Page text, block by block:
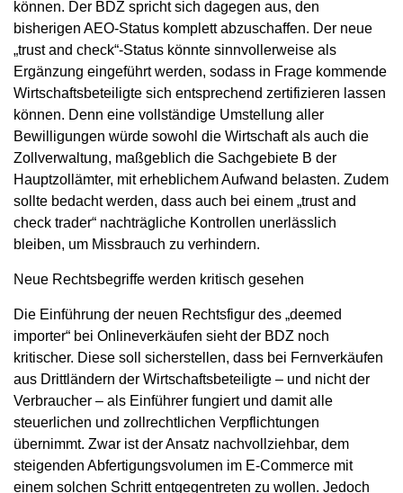
können. Der BDZ spricht sich dagegen aus, den
bisherigen AEO-Status komplett abzuschaffen. Der neue
„trust and check“-Status könnte sinnvollerweise als
Ergänzung eingeführt werden, sodass in Frage kommende
Wirtschaftsbeteiligte sich entsprechend zertifizieren lassen
können. Denn eine vollständige Umstellung aller
Bewilligungen würde sowohl die Wirtschaft als auch die
Zollverwaltung, maßgeblich die Sachgebiete B der
Hauptzollämter, mit erheblichem Aufwand belasten. Zudem
sollte bedacht werden, dass auch bei einem „trust and
check trader“ nachträgliche Kontrollen unerlässlich
bleiben, um Missbrauch zu verhindern.
Neue Rechtsbegriffe werden kritisch gesehen
Die Einführung der neuen Rechtsfigur des „deemed
importer“ bei Onlineverkäufen sieht der BDZ noch
kritischer. Diese soll sicherstellen, dass bei Fernverkäufen
aus Drittländern der Wirtschaftsbeteiligte – und nicht der
Verbraucher – als Einführer fungiert und damit alle
steuerlichen und zollrechtlichen Verpflichtungen
übernimmt. Zwar ist der Ansatz nachvollziehbar, dem
steigenden Abfertigungsvolumen im E-Commerce mit
einem solchen Schritt entgegentreten zu wollen. Jedoch